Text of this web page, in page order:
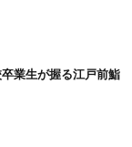
卒業生が握る江戸前鮨